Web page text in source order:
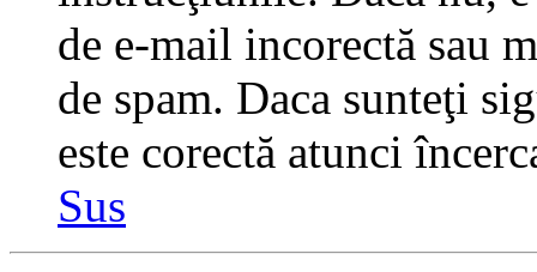
de e-mail incorectă sau
de spam. Daca sunteţi
este corectă atunci
Sus